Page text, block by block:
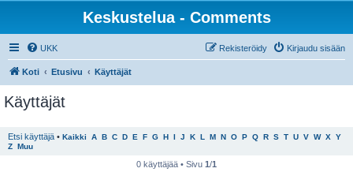
Keskustelua - Comments
UKK Kirjaudu sisään
Rekisteröidy
Koti Etusivu Käyttäjät
Käyttäjät
Etsi käyttäjä • Kaikki A B C D E F G H I J K L M N O P Q R S T U V W X Y
Z Muu
0 käyttäjää • Sivu 1/1